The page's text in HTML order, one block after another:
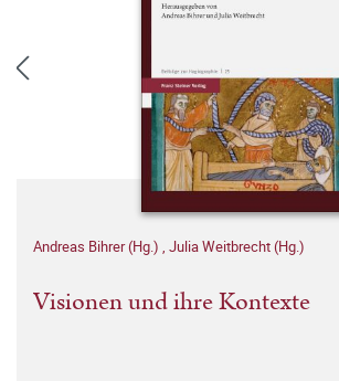
Andreas Bihrer (Hg.) , Julia Weitbrecht (Hg.)
Visionen und ihre Kontexte